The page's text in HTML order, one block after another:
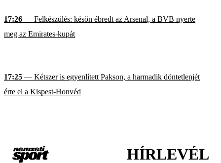
17:26 — Felkészülés: későn ébredt az Arsenal, a BVB nyerte
meg az Emirates-kupát
17:25 — Kétszer is egyenlített Pakson, a harmadik döntetlenjét
érte el a Kispest-Honvéd
HÍRLEVÉL